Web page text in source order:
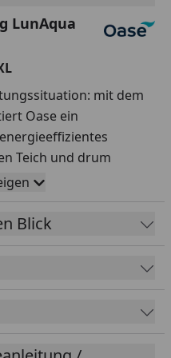
LunAqua
mit dem
Oase ein
Teich und drum
Wasser, an
oder hinter einem
aufeinander
Blick